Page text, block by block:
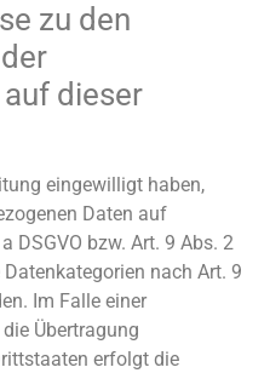
zu den
dieser
eingewilligt haben,
Daten auf
DSGVO bzw. Art. 9 Abs. 2
Datenkategorien nach Art. 9
Im Falle einer
Übertragung
erfolgt die